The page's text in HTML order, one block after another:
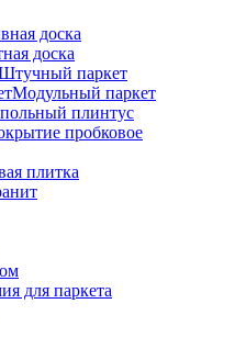
доска
доска
паркет
Модульный паркет
плинтус
пробковое
плитка
для паркета